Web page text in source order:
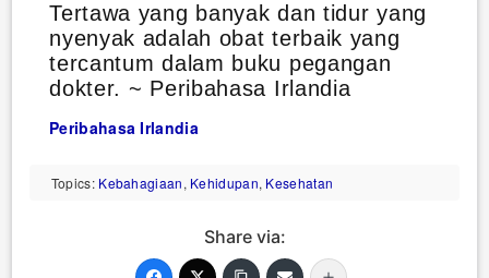
Tertawa yang banyak dan tidur yang
nyenyak adalah obat terbaik yang
tercantum dalam buku pegangan
dokter. ~ Peribahasa Irlandia
Peribahasa Irlandia
Topics: Kebahagiaan, Kehidupan, Kesehatan
Share via: